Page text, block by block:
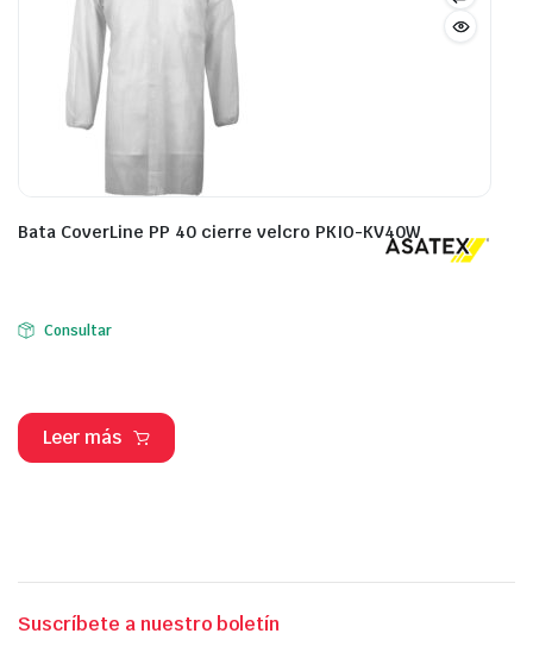
Bata CoverLine PP 40 cierre velcro PKIO-KV40W
Consultar
Leer más
Suscríbete a nuestro boletín